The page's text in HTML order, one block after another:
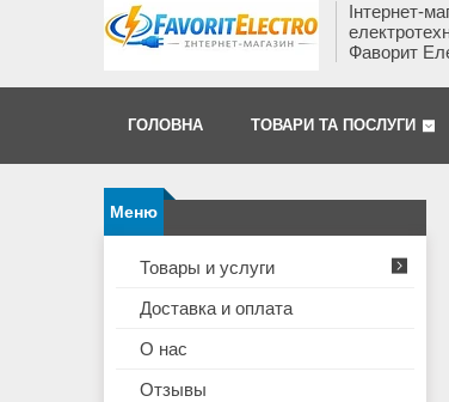
Інтернет-
Фаворит
ГОЛОВНА ТОВАРИ ТА ПОСЛУГИ
Товары и услуги
Доставка и оплата
О нас
Отзывы